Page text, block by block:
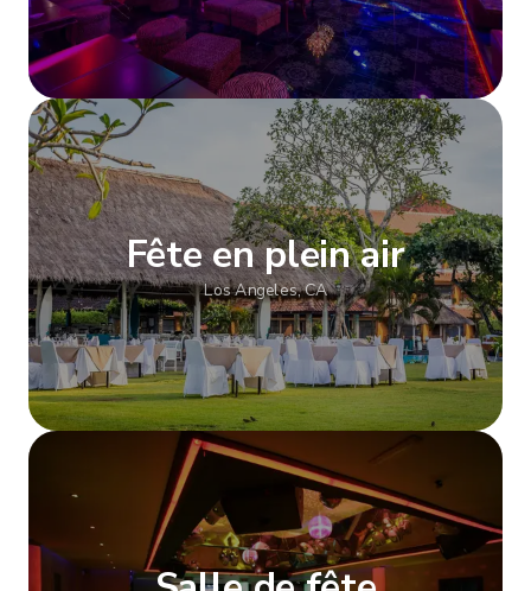
Afficher plus
Fête en plein air
Los Angeles, CA